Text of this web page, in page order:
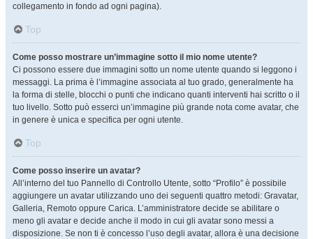
collegamento in fondo ad ogni pagina).
Top
Come posso mostrare un’immagine sotto il mio nome utente?
Ci possono essere due immagini sotto un nome utente quando si leggono i
messaggi. La prima è l’immagine associata al tuo grado, generalmente ha
la forma di stelle, blocchi o punti che indicano quanti interventi hai scritto o il
tuo livello. Sotto può esserci un’immagine più grande nota come avatar, che
in genere è unica e specifica per ogni utente.
Top
Come posso inserire un avatar?
All’interno del tuo Pannello di Controllo Utente, sotto “Profilo” è possibile
aggiungere un avatar utilizzando uno dei seguenti quattro metodi: Gravatar,
Galleria, Remoto oppure Carica. L’amministratore decide se abilitare o
meno gli avatar e decide anche il modo in cui gli avatar sono messi a
disposizione. Se non ti è concesso l’uso degli avatar, allora è una decisione